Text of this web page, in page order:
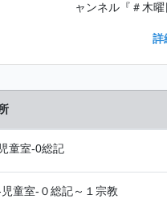
ャンネル『＃木
詳
童室-0総記
童室-０総記～１宗教